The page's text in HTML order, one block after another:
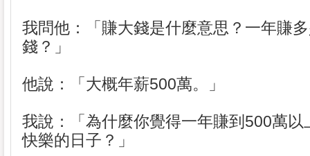
我問他：「賺大錢是什麼意思？一年賺
錢？」
他說：「大概年薪500萬。」
我說：「為什麼你覺得一年賺到500萬以
快樂的日子？」